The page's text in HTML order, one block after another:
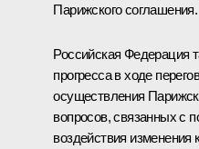
Парижского соглашения.
Российская Федерация
прогресса в ходе
осуществления
вопросов, связанных с
воздействия изменения